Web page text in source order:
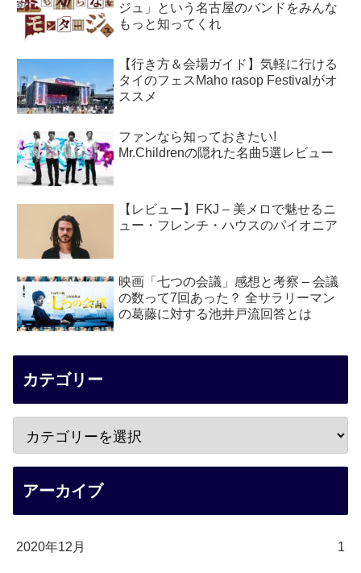
ジュ」という名古屋のバンドをみんな
もっと知ってくれ
【行き方＆会場ガイド】気軽に行ける
タイのフェスMaho rasop Festivalがオ
ススメ
ファンなら知っておきたい!
Mr.Childrenの隠れた名曲5選レビュー
【レビュー】FKJ – 美メロで魅せるニ
ュー・フレンチ・ハウスのパイオニア
映画「七つの会議」感想と考察 – 会議
の数って7回あった？ 全サラリーマン
の葛藤に対する池井戸流回答とは
カテゴリー
アーカイブ
2020年12月 1